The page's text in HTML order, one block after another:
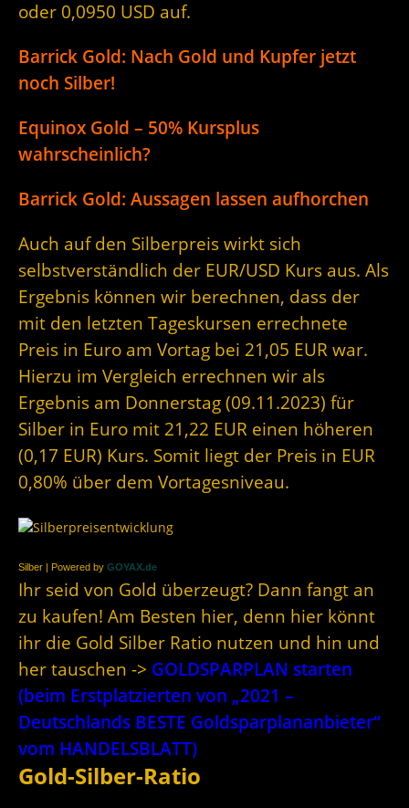
oder 0,0950 USD auf.
Barrick Gold: Nach Gold und Kupfer jetzt
noch Silber!
Equinox Gold – 50% Kursplus
wahrscheinlich?
Barrick Gold: Aussagen lassen aufhorchen
Auch auf den Silberpreis wirkt sich
selbstverständlich der EUR/USD Kurs aus. Als
Ergebnis können wir berechnen, dass der
mit den letzten Tageskursen errechnete
Preis in Euro am Vortag bei 21,05 EUR war.
Hierzu im Vergleich errechnen wir als
Ergebnis am Donnerstag (09.11.2023) für
Silber in Euro mit 21,22 EUR einen höheren
(0,17 EUR) Kurs. Somit liegt der Preis in EUR
0,80% über dem Vortagesniveau.
Silber | Powered by GOYAX.de
Ihr seid von Gold überzeugt? Dann fangt an
zu kaufen! Am Besten hier, denn hier könnt
ihr die Gold Silber Ratio nutzen und hin und
her tauschen -> GOLDSPARPLAN starten
(beim Erstplatzierten von „2021 –
Deutschlands BESTE Goldsparplananbieter“
vom HANDELSBLATT)
Gold-Silber-Ratio